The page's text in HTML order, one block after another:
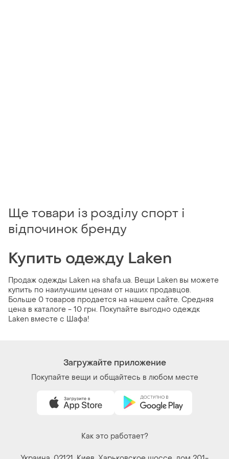
Ще товари із розділу спорт і
відпочинок бренду
Купить одежду Laken
Продаж одежды Laken на shafa.ua. Вещи Laken вы можете
купить по наилучшим ценам от наших продавцов.
Больше 0 товаров продается на нашем сайте. Средняя
цена в каталоге - 10 грн. Покупайте выгодно одеждк
Laken вместе с Шафа!
Загружайте приложение
Покупайте вещи и общайтесь в любом месте
Как это работает?